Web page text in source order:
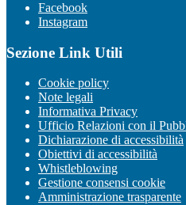
Facebook
Instagram
Sezione Link Utili
Cookie policy
Note legali
Informativa Privacy
Ufficio Relazioni con il
Dichiarazione di accessibilità
Obiettivi di accessibilità
Whistleblowing
Gestione consensi cookie
Amministrazione trasparente